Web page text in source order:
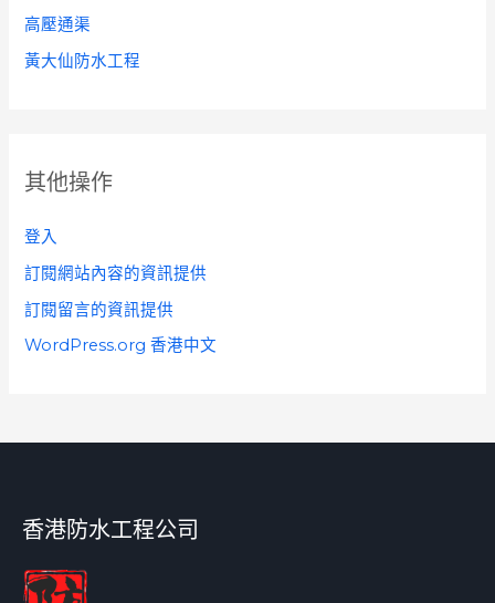
高壓通渠
黃大仙防水工程
其他操作
登入
訂閱網站內容的資訊提供
訂閱留言的資訊提供
WordPress.org 香港中文
香港防水工程公司